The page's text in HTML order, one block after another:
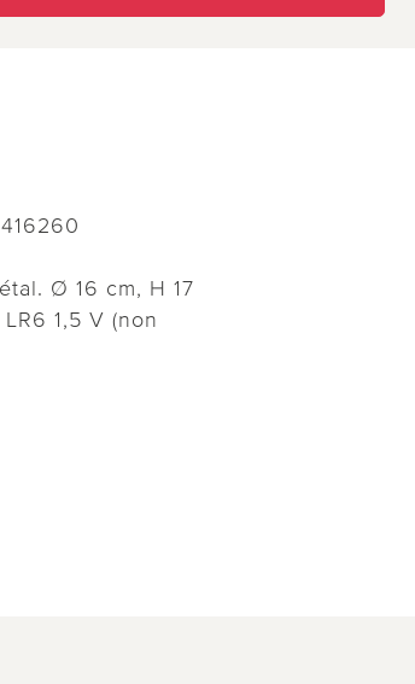
Ø 16 cm, H 17
1,5 V (non